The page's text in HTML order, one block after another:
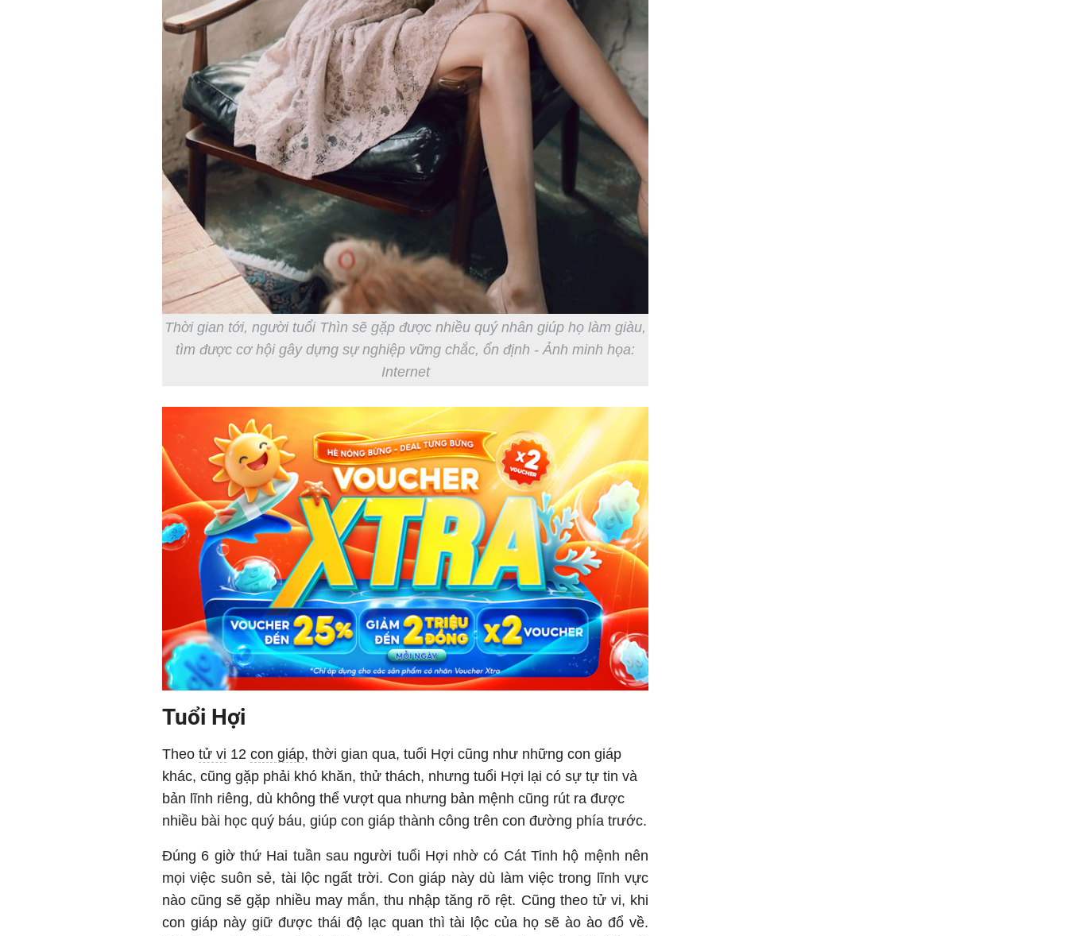
Thời gian tới, người tuổi Thìn sẽ gặp được nhiều quý nhân giúp họ làm giàu,
tìm được cơ hội gây dựng sự nghiệp vững chắc, ổn định - Ảnh minh họa:
Internet
Tuổi Hợi
Theo tử vi 12 con giáp, thời gian qua, tuổi Hợi cũng như những con giáp
khác, cũng gặp phải khó khăn, thử thách, nhưng tuổi Hợi lại có sự tự tin và
bản lĩnh riêng, dù không thể vượt qua nhưng bản mệnh cũng rút ra được
nhiều bài học quý báu, giúp con giáp thành công trên con đường phía trước.
Đúng 6 giờ thứ Hai tuần sau người tuổi Hợi nhờ có Cát Tinh hộ mệnh nên
mọi việc suôn sẻ, tài lộc ngất trời. Con giáp này dù làm việc trong lĩnh vực
nào cũng sẽ gặp nhiều may mắn, thu nhập tăng rõ rệt. Cũng theo tử vi, khi
con giáp này giữ được thái độ lạc quan thì tài lộc của họ sẽ ào ào đổ về.